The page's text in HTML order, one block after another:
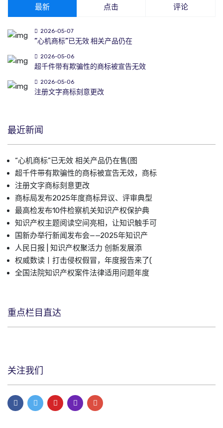
最新 点击 评论
2026-05-07
“心机商标”已无效 相关产品仍在
2026-05-06
超千件带有欺骗性的商标被宣告无效
2026-05-06
注册文字商标刻意更改
最近新闻
“心机商标”已无效 相关产品仍在售(图
超千件带有欺骗性的商标被宣告无效，商标
注册文字商标刻意更改
商标局发布2025年度商标异议、评审典型
最高检发布10件检察机关知识产权保护典
知识产权主题阅读空间亮相，让知识触手可
国新办举行新闻发布会——2025年知识产
人民日报 | 知识产权聚活力 创新发展添
权威数读丨打击侵权假冒，年度报告来了(
全国法院知识产权案件法律适用问题年度
重点栏目直达
关注我们